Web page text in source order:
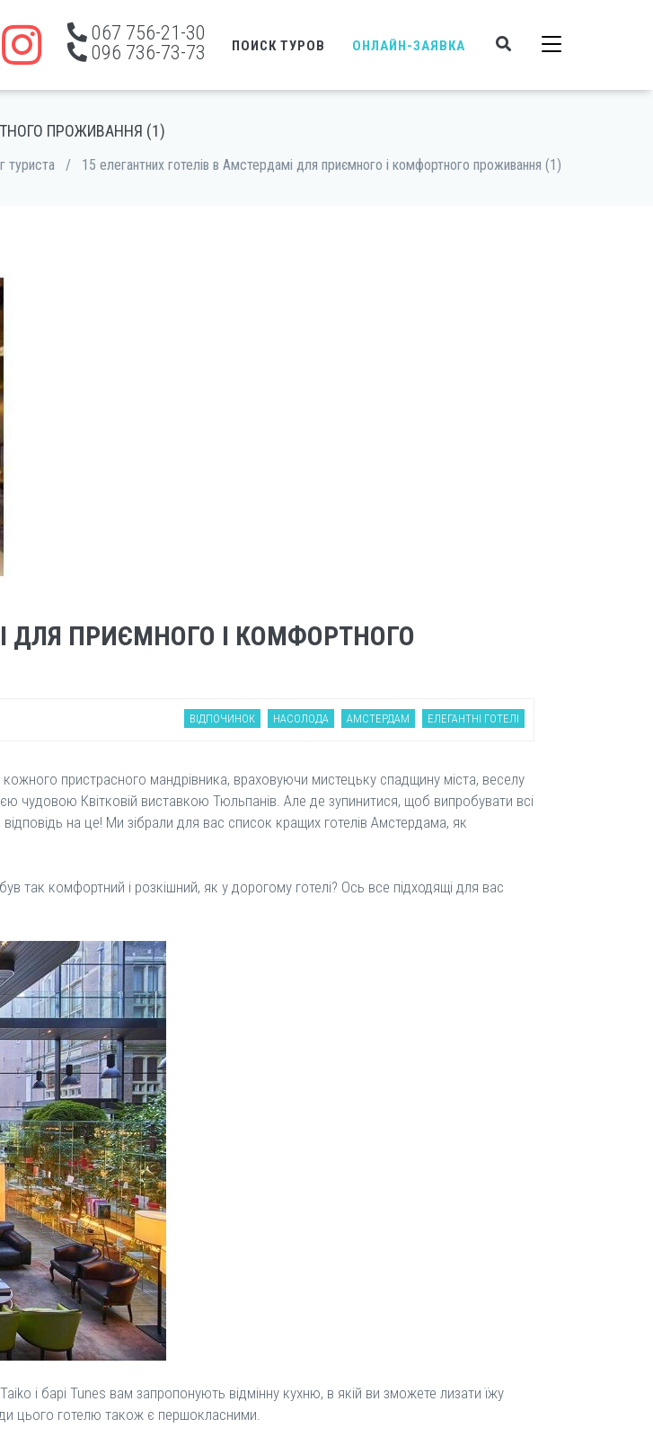
067 756-21-30
096 736-73-73
ПОИСК ТУРОВ ОНЛАЙН-ЗАЯВКА
ПРОЖИВАННЯ (1)
туриста / 15 елегантних готелів в Амстердамі для приємного і комфортного проживання (1)
ДЛЯ ПРИЄМНОГО І КОМФОРТНОГО
ВІДПОЧИНОК НАСОЛОДА АМСТЕРДАМ ЕЛЕГАНТНІ ГОТЕЛІ
пристрасного мандрівника, враховуючи мистецьку спадщину міста, веселу
чудовою Квітковій виставкою Тюльпанів. Але де зупинитися, щоб випробувати всі
на це! Ми зібрали для вас список кращих готелів Амстердама, як
так комфортний і розкішний, як у дорогому готелі? Ось все підходящі для вас
і барі Tunes вам запропонують відмінну кухню, в якій ви зможете лизати їжу
цього готелю також є першокласними.